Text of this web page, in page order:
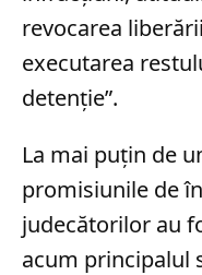
revocarea
executarea
detenţie”.
La mai puțin de
promisiunile de
judecătorilor au
acum principalul